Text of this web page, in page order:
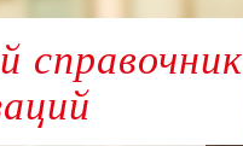
справочник